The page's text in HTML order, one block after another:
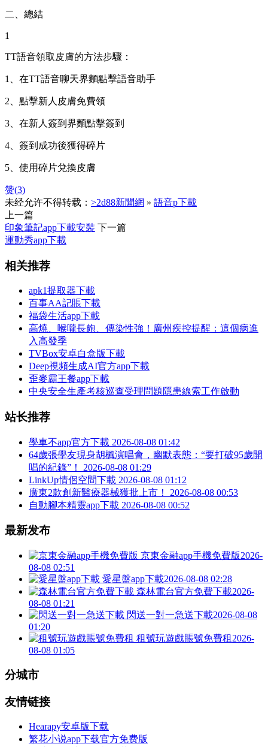
二、總結
1
TT語音領取皮膚的方法步驟：
1、在TT語音聊天界麵點擊語音助手
2、點擊新人皮膚免費領
3、在新人簽到界麵點擊簽到
4、簽到成功後獲得碎片
5、使用碎片兌換皮膚
赞(3)
未经允许不得转载： >2d88新聞網 » 語音p下載
上一篇
印象筆記app下載安裝 下一篇
運動秀app下載
相关推荐
apk1提取器下載
百事AA記賬下載
福袋生活app下載
高燒、喉嚨長皰、傳染性強！廣州疾控提醒：這個病進
入高發季
TVBox安卓白盒版下載
Deep視頻生成AI官方app下載
歪麥霸王餐app下載
中央安全生產考核巡查受理問題隱患線索工作啟動
站长推荐
學車不app官方下載 2026-08-08 01:42
64歲張學友現身胡楓演唱會，幽默表態：“要打破95歲開
唱的紀錄”！
2026-08-08 01:29
LinkUp情侶空間下載 2026-08-08 01:12
廣東2款創新醫療器械獲批上市！
2026-08-08 00:53
自動腳本精靈app下載 2026-08-08 00:52
最新发布
京東金融app手機免費版2026-
08-08 02:51
愛星盤app下載2026-08-08 02:28
森林電台官方免費下載2026-
08-08 01:21
閃送一對一急送下載2026-08-08
01:20
租號玩遊戲賬號免費租 2026-
08-08 01:05
分城市
友情链接
Hearapy安卓版下载
繁花小说app下载官方免费版